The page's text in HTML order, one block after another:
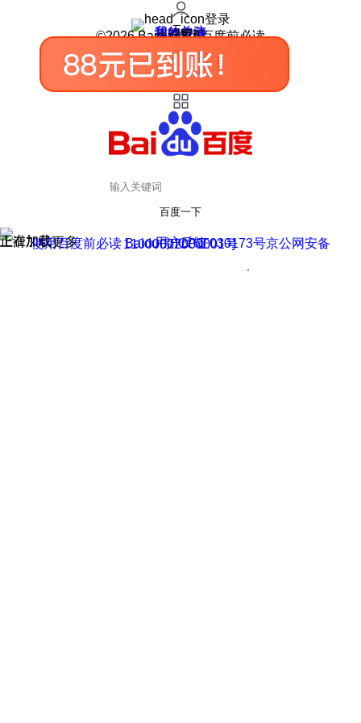
登录
我的关注
我的收藏
皮肤中心
用户反馈
设置
©2026 Baidu 使用百度前必读
百度一下
正在加载
上滑加载更多 用户反馈
使用百度前必读 Baidu 京ICP证030173号
京公网安备11000002000001号